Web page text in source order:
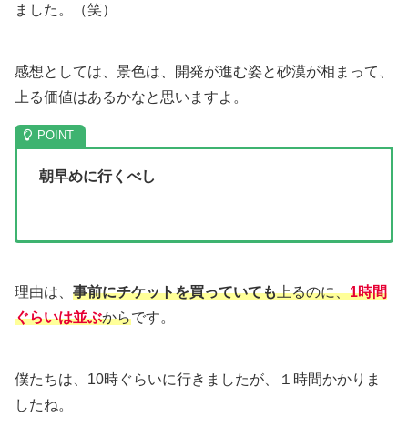
ました。（笑）
感想としては、景色は、開発が進む姿と砂漠が相まって、
上る価値はあるかなと思いますよ。
朝早めに行くべし
理由は、 事前にチケットを買っていても上るのに、1時間
ぐらいは並ぶからです。
僕たちは、10時ぐらいに行きましたが、１時間かかりま
したね。